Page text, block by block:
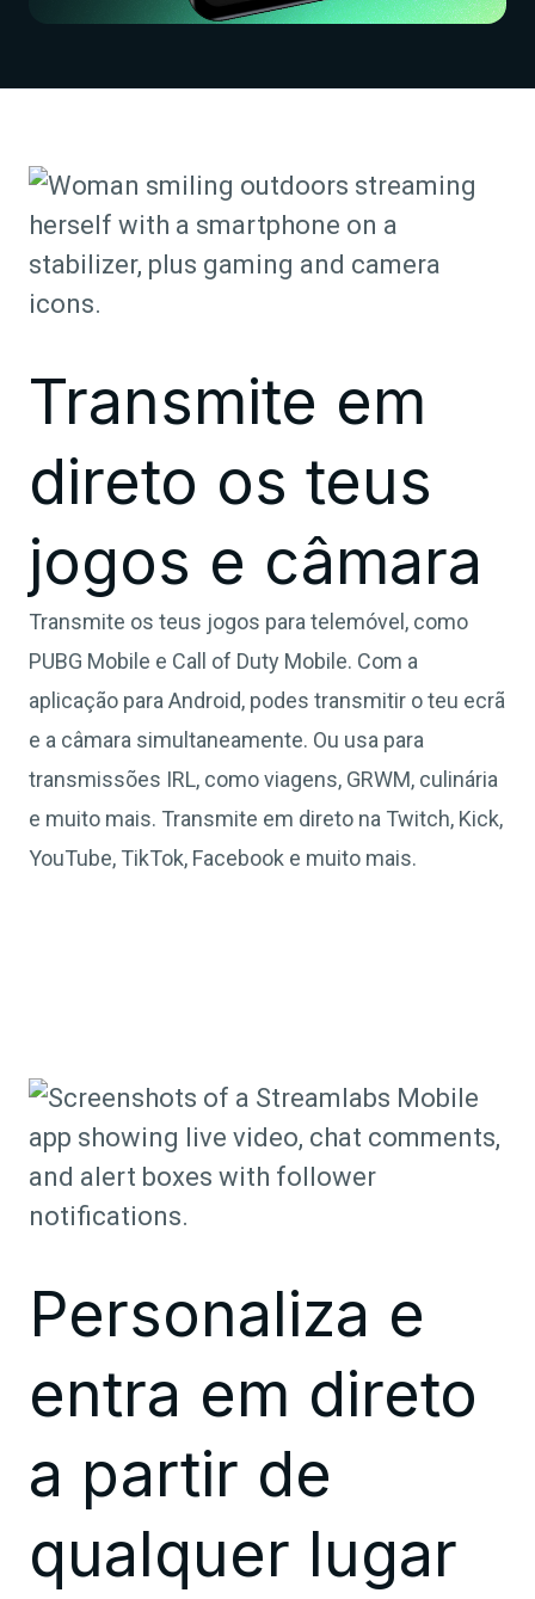
Transmite em
direto os teus
jogos e câmara
Transmite os teus jogos para telemóvel, como
PUBG Mobile e Call of Duty Mobile. Com a
aplicação para Android, podes transmitir o teu ecrã
e a câmara simultaneamente. Ou usa para
transmissões IRL, como viagens, GRWM, culinária
e muito mais. Transmite em direto na Twitch, Kick,
YouTube, TikTok, Facebook e muito mais.
Personaliza e
entra em direto
a partir de
qualquer lugar